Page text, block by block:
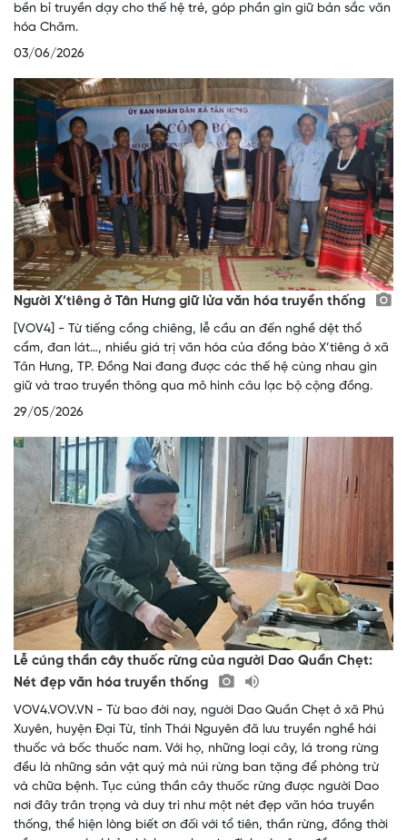
bền bỉ truyền dạy cho thế hệ trẻ, góp phần gìn giữ bản sắc văn
hóa Chăm.
03/06/2026
Người X’tiêng ở Tân Hưng giữ lửa văn hóa truyền thống
[VOV4] - Từ tiếng cồng chiêng, lễ cầu an đến nghề dệt thổ
cẩm, đan lát…, nhiều giá trị văn hóa của đồng bào X’tiêng ở xã
Tân Hưng, TP. Đồng Nai đang được các thế hệ cùng nhau gìn
giữ và trao truyền thông qua mô hình câu lạc bộ cộng đồng.
29/05/2026
Lễ cúng thần cây thuốc rừng của người Dao Quần Chẹt:
Nét đẹp văn hóa truyền thống
VOV4.VOV.VN - Từ bao đời nay, người Dao Quần Chẹt ở xã Phú
Xuyên, huyện Đại Từ, tỉnh Thái Nguyên đã lưu truyền nghề hái
thuốc và bốc thuốc nam. Với họ, những loại cây, lá trong rừng
đều là những sản vật quý mà núi rừng ban tặng để phòng trừ
và chữa bệnh. Tục cúng thần cây thuốc rừng được người Dao
nơi đây trân trọng và duy trì như một nét đẹp văn hóa truyền
thống, thể hiện lòng biết ơn đối với tổ tiên, thần rừng, đồng thời